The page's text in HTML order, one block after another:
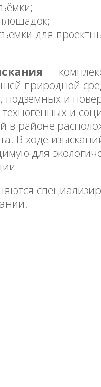
для
—
природной
подземных и
техногенных и
в районе
В ходе
для